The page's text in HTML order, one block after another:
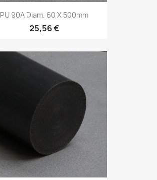
PU 90A Diam. 60 X 500mm
25,56 €